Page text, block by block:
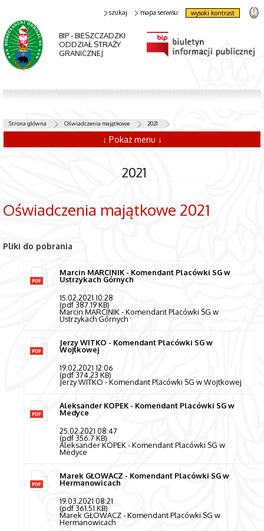
BIP - BIESZCZADZKI
ODDZIAŁ STRAŻY
GRANICZNEJ
szukaj mapa serwisu wysoki kontrast
Strona główna Oświadczenia majątkowe 2021
↓ Pokaż menu ↓
2021
Oświadczenia majątkowe 2021
Pliki do pobrania
Marcin MARCINIK - Komendant Placówki SG w
Ustrzykach Górnych
15.02.2021 10:28
(pdf 387.19 KB)
Marcin MARCINIK - Komendant Placówki SG w
Ustrzykach Górnych
Jerzy WITKO - Komendant Placówki SG w
Wojtkowej
19.02.2021 12:06
(pdf 374.23 KB)
Jerzy WITKO - Komendant Placówki SG w Wojtkowej
Aleksander KOPEK - Komendant Placówki SG w
Medyce
25.02.2021 08:47
(pdf 356.7 KB)
Aleksander KOPEK - Komendant Placówki SG w
Medyce
Marek GŁOWACZ - Komendant Placówki SG w
Hermanowicach
19.03.2021 08:21
(pdf 361.51 KB)
Marek GŁOWACZ - Komendant Placówki SG w
Hermanowicach